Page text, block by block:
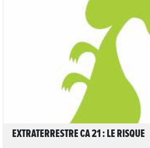
LIRE L'ARTICLE
EXTRATERRESTRE CA 21 : LE RISQUE